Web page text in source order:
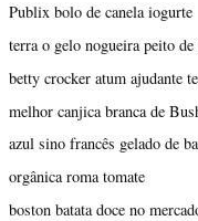
Publix bolo de canela iogurte
terra o gelo nogueira peito
betty crocker atum ajudante
melhor canjica branca de
azul sino francês gelado de
orgânica roma tomate
boston batata doce no